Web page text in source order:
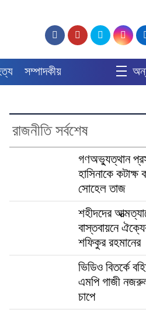
সম্পাদকীয়
রাজনীতি সর্বশেষ
গণঅভ্যুত্থান
হাসিনাকে কটাক্ষ
সোহেল তাজ
শহীদদের
বাস্তবায়নে
শফিকুর রহমানের
ভিডিও বিতর্কে
এমপি গাজী
চাপে